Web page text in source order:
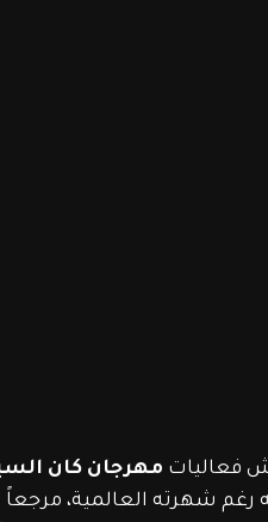
فعاليات مهرجان كان
شهرته العالمية، مرجعاً